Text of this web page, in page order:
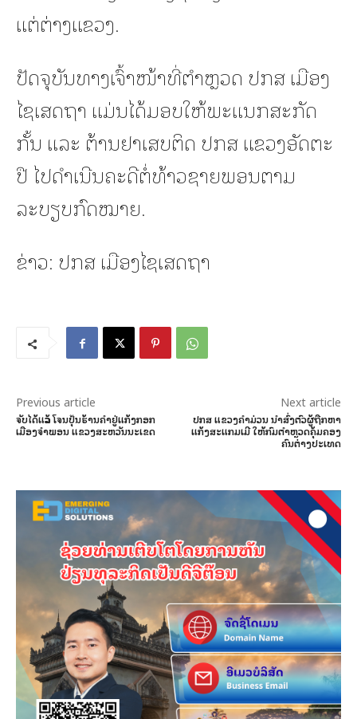
ແຕ່ຕ່າງແຂວງ.
ປັດຈຸບັນທາງເຈົ້າໜ້າທີ່ຕຳຫຼວດ ປກສ ເມືອງ
ໄຊເສດຖາ ແມ່ນໄດ້ມອບໃຫ້ພະແນກສະກັດ
ກັ້ນ ແລະ ຕ້ານຢາເສບຕິດ ປກສ ແຂວງອັດຕະ
ປື ໄປດຳເນີນຄະດີຕໍ່ທ້າວຊາຍພອນຕາມ
ລະບຽບກົດໝາຍ.
ຂ່າວ: ປກສ ເມືອງໄຊເສດຖາ
Previous article
ຈັບໄດ້ແລ້ວ ໂຈນປຸ້ນຮ້ານຄຳຢູ່ແກ້ງກອກ
ເມືອງຈຳພອນ ແຂວງສະຫວັນນະເຂດ
Next article
ປກສ ແຂວງຄໍາມ່ວນ ນໍາສົ່ງຕົວຜູ້ຖືກຫາ
ແກ້ງສະແກມເມີ ໃຫ້ກົມຕໍາຫຼວດຄຸ້ມຄອງ
ຄົນຕ່າງປະເທດ